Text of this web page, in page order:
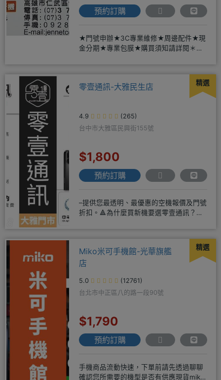
預約訂購
★門號申辦★3C專業維修★周邊配件★現
金分期★專業包膜★購買須知請詳閱＊來
精選
零壹通訊-大雅民生店
4.9
(265)
台中市大雅區民興街155號
$1,800
預約訂購
–提供您最透明、最優惠的空機報價及門號
折扣。🔺為什麼買新機要選零壹通訊？
精選
Miko米可手機館-光華旗艦
店
5.0
(12761)
台北市中正區八的路一段90號
$1,790
預約訂購
手機商品流動快速，下單前請先透過聊聊
確認您所需要的機型是否有供應現貨miko